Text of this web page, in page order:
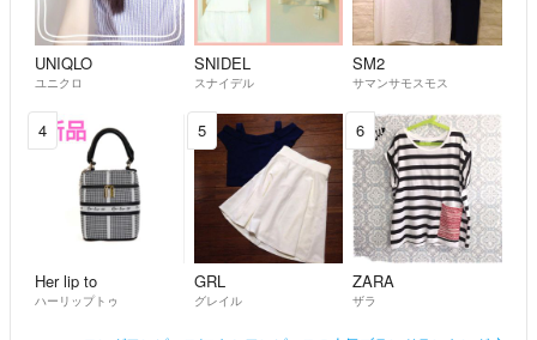
UNIQLO
ユニクロ
SNIDEL
スナイデル
SM2
サマンサモスモス
4
Her lip to
ハーリップトゥ
5
GRL
グレイル
6
ZARA
ザラ